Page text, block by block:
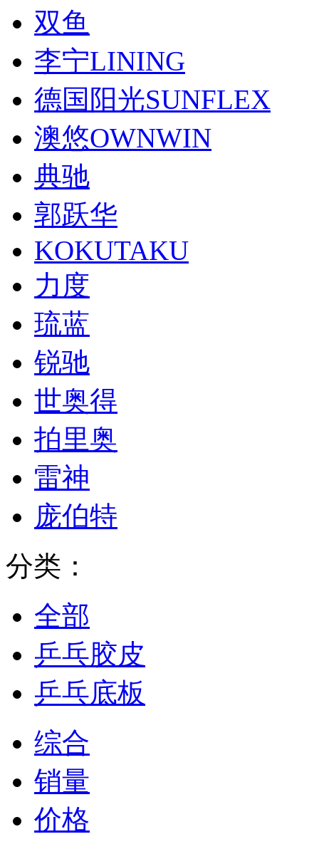
双鱼
李宁LINING
德国阳光SUNFLEX
澳悠OWNWIN
典驰
郭跃华
KOKUTAKU
力度
琉蓝
锐驰
世奥得
拍里奥
雷神
庞伯特
分类：
全部
乒乓胶皮
乒乓底板
综合
销量
价格